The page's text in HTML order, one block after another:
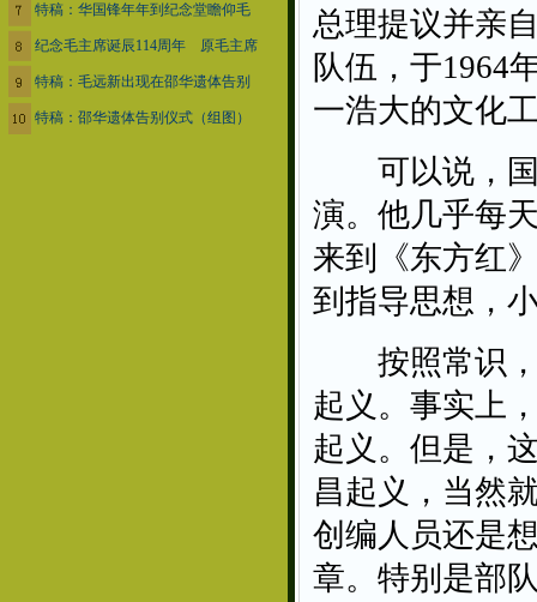
特稿：华国锋年年到纪念堂瞻仰毛
纪念毛主席诞辰114周年 原毛主席
特稿：毛远新出现在邵华遗体告别
特稿：邵华遗体告别仪式（组图）
总理提议并亲
队伍，于1964
一浩大的文化
可以说，国
演。他几乎每
来到《东方红
到指导思想，
按照常识，
起义。事实上
起义。但是，
昌起义，当然
创编人员还是
章。特别是部